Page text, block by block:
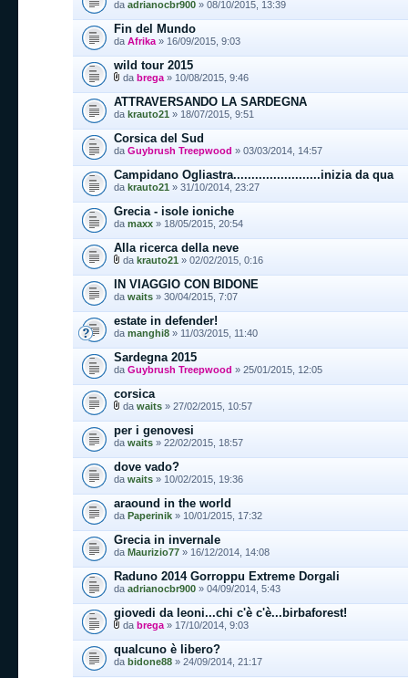
da adrianocbr900 » 08/10/2015, 13:39
Fin del Mundo
da Afrika » 16/09/2015, 9:03
wild tour 2015
da brega » 10/08/2015, 9:46
ATTRAVERSANDO LA SARDEGNA
da krauto21 » 18/07/2015, 9:51
Corsica del Sud
da Guybrush Treepwood » 03/03/2014, 14:57
Campidano Ogliastra........................inizia da qua
da krauto21 » 31/10/2014, 23:27
Grecia - isole ioniche
da maxx » 18/05/2015, 20:54
Alla ricerca della neve
da krauto21 » 02/02/2015, 0:16
IN VIAGGIO CON BIDONE
da waits » 30/04/2015, 7:07
estate in defender!
da manghi8 » 11/03/2015, 11:40
Sardegna 2015
da Guybrush Treepwood » 25/01/2015, 12:05
corsica
da waits » 27/02/2015, 10:57
per i genovesi
da waits » 22/02/2015, 18:57
dove vado?
da waits » 10/02/2015, 19:36
araound in the world
da Paperinik » 10/01/2015, 17:32
Grecia in invernale
da Maurizio77 » 16/12/2014, 14:08
Raduno 2014 Gorroppu Extreme Dorgali
da adrianocbr900 » 04/09/2014, 5:43
giovedi da leoni...chi c'è c'è...birbaforest!
da brega » 17/10/2014, 9:03
qualcuno è libero?
da bidone88 » 24/09/2014, 21:17